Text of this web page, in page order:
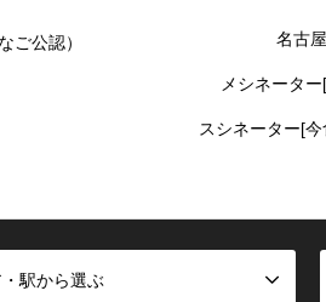
ご公認） 名古
メシネータ
スシネーター[
駅から選ぶ